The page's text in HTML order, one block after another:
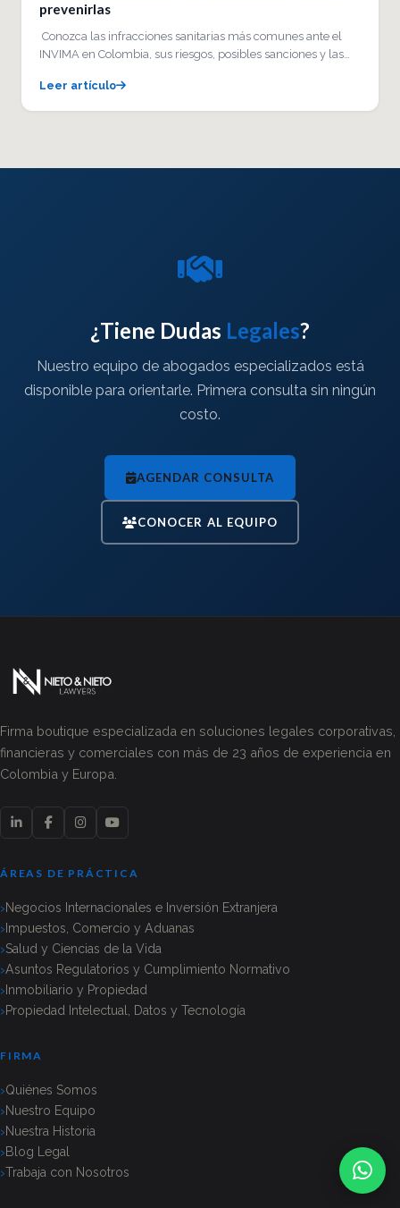
prevenirlas
Conozca las infracciones sanitarias más comunes ante el
INVIMA en Colombia, sus riesgos, posibles sanciones y las…
Leer artículo
¿Tiene Dudas Legales?
Nuestro equipo de abogados especializados está
disponible para orientarle. Primera consulta sin ningún
costo.
AGENDAR CONSULTA
CONOCER AL EQUIPO
Firma boutique especializada en soluciones legales corporativas,
financieras y comerciales con más de 23 años de experiencia en
Colombia y Europa.
ÁREAS DE PRÁCTICA
Negocios Internacionales e Inversión Extranjera
Impuestos, Comercio y Aduanas
Salud y Ciencias de la Vida
Asuntos Regulatorios y Cumplimiento Normativo
Inmobiliario y Propiedad
Propiedad Intelectual, Datos y Tecnología
FIRMA
Quiénes Somos
Nuestro Equipo
Nuestra Historia
Blog Legal
Trabaja con Nosotros